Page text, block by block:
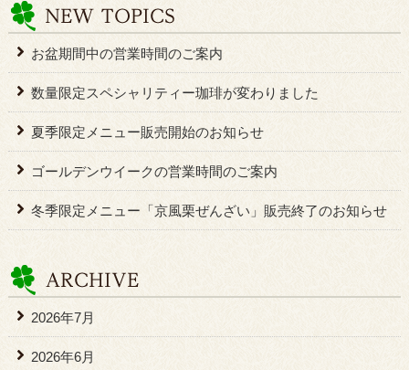
お盆期間中の営業時間のご案内
数量限定スペシャリティー珈琲が変わりました
夏季限定メニュー販売開始のお知らせ
ゴールデンウイークの営業時間のご案内
冬季限定メニュー「京風栗ぜんざい」販売終了のお知らせ
2026年7月
2026年6月